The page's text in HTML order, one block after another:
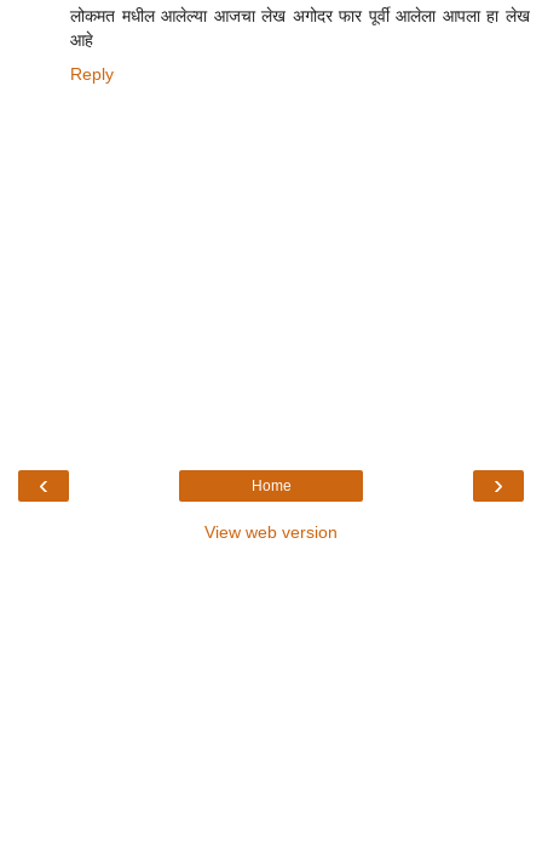
लोकमत मधील आलेल्या आजचा लेख अगोदर फार पूर्वी आलेला आपला हा लेख
आहे
Reply
‹ ›
Home
View web version